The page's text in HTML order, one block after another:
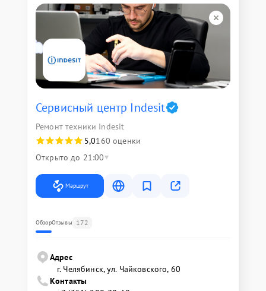
Сервисный центр Indesit
Ремонт техники Indesit
5,0160 оценки
Открыто до 21:00
Маршрут
ОбзорОтзывы 172
Адрес
г. Челябинск, ул. Чайковского, 60
Контакты